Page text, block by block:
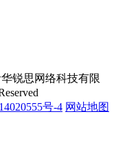
锐思网络科技有限
号-4 网站地图